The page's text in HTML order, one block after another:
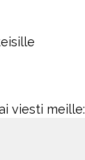
viesti meille: